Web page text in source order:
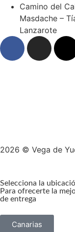
Camino del
Masdache –
Lanzarote
2026 © Vega de
Selecciona la
Para ofrecerte la
de entrega
Canarias